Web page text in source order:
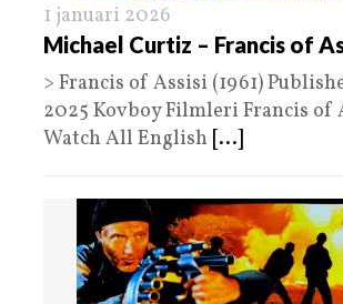
1 januari 2026
Michael Curtiz – Francis of
> Francis of Assisi (1961)
2025 Kovboy Filmleri Francis of
Watch All English [...]